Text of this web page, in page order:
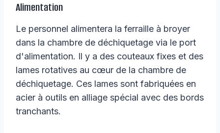
Alimentation
Le personnel alimentera la ferraille à broyer
dans la chambre de déchiquetage via le port
d'alimentation. Il y a des couteaux fixes et des
lames rotatives au cœur de la chambre de
déchiquetage. Ces lames sont fabriquées en
acier à outils en alliage spécial avec des bords
tranchants.